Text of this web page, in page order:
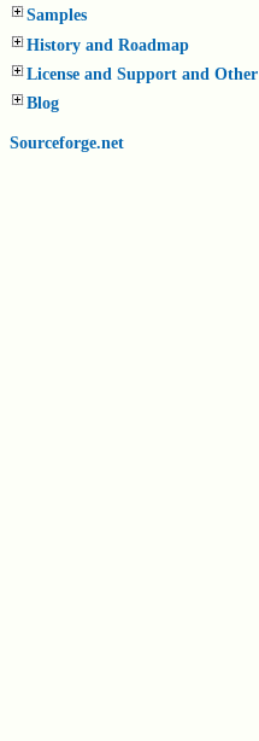
Samples
History and Roadmap
License and Support and Other
Blog
Sourceforge.net